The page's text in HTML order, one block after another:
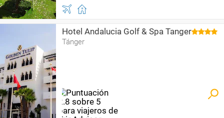
Hotel Andalucia Golf & Spa Tanger
Tánger